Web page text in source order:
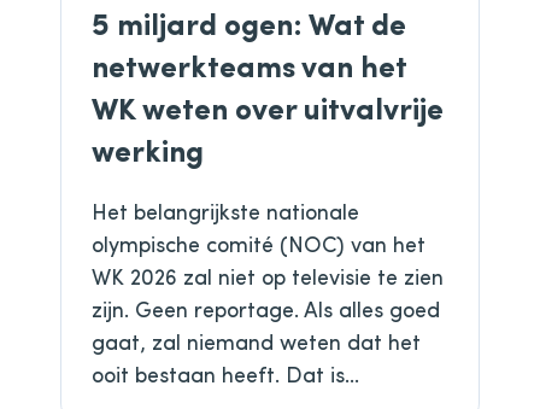
5 miljard ogen: Wat de
netwerkteams van het
WK weten over uitvalvrije
werking
Het belangrijkste nationale
olympische comité (NOC) van het
WK 2026 zal niet op televisie te zien
zijn. Geen reportage. Als alles goed
gaat, zal niemand weten dat het
ooit bestaan ​​heeft. Dat is...